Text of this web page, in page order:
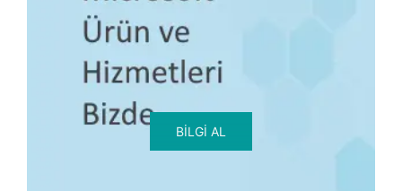
BILGI AL